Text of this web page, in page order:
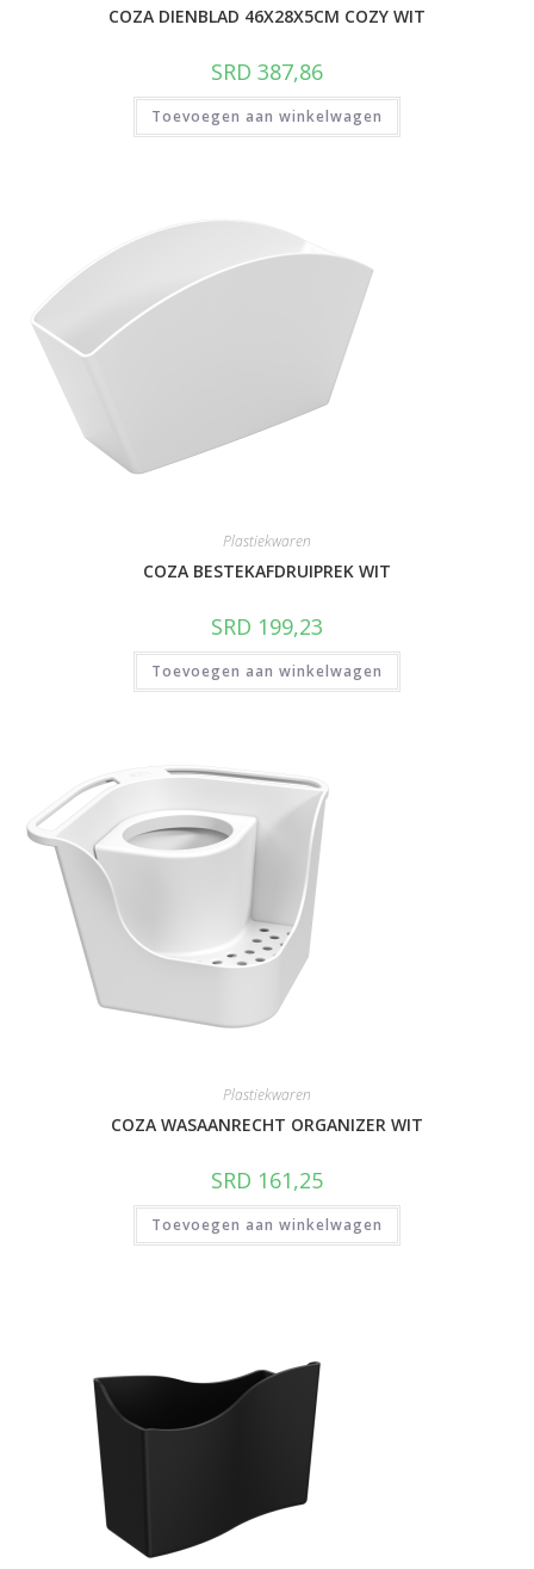
COZA DIENBLAD 46X28X5CM COZY WIT
SRD 387,86
Toevoegen aan winkelwagen
Plastiekwaren
COZA BESTEKAFDRUIPREK WIT
SRD 199,23
Toevoegen aan winkelwagen
Plastiekwaren
COZA WASAANRECHT ORGANIZER WIT
SRD 161,25
Toevoegen aan winkelwagen